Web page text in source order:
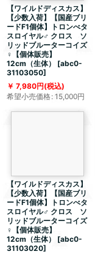
【ワイルドディスカス】
【少数入荷】【国産ブリ
ードF1個体】トロンべタ
スロイヤル♂ クロス ソ
リッドブルーターコイズ
♀【個体販売】
12cm（生体）
[abc0-
31103050]
7,980円(税込)
希望小売価格: 15,000円
【ワイルドディスカス】
【少数入荷】【国産ブリ
ードF1個体】トロンべタ
スロイヤル♂ クロス ソ
リッドブルーターコイズ
♀【個体販売】
12cm（生体）
[abc0-
31103020]